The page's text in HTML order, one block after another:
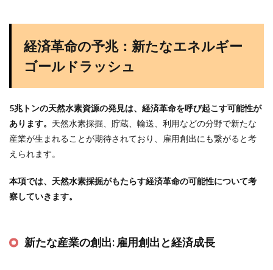
経済革命の予兆：新たなエネルギー
ゴールドラッシュ
5兆トンの天然水素資源の発見は、経済革命を呼び起こす可能性が
あります。 天然水素採掘、貯蔵、輸送、利用などの分野で新たな
産業が生まれることが期待されており、雇用創出にも繋がると考
えられます。
本項では、天然水素採掘がもたらす経済革命の可能性について考
察していきます。
新たな産業の創出: 雇用創出と経済成長